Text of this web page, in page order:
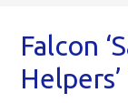
Falcon